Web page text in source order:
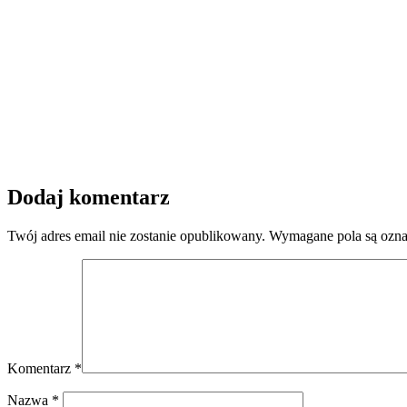
Dodaj komentarz
Twój adres email nie zostanie opublikowany. Wymagane pola są
Komentarz *
Nazwa *